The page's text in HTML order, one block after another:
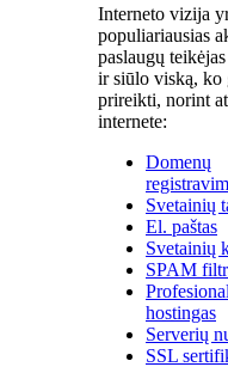
Interneto vizija
populiariausias
paslaugų
ir siūlo viską, ko
prireikti, norint
internete:
Domenų
Svetainių
El. paštas
Svetainių
SPAM
hostingas
Serverių
SSL